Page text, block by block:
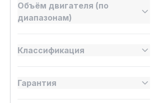
Объём двигателя (по
диапазонам)
Классификация
Гарантия